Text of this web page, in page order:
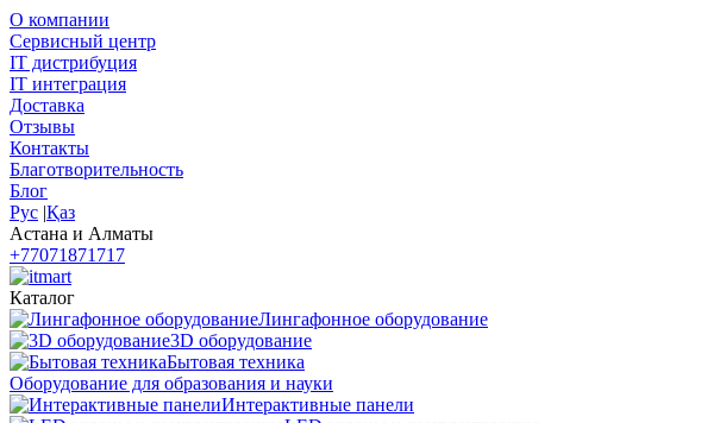
О компании
Сервисный центр
IT дистрибуция
IT интеграция
Доставка
Отзывы
Контакты
Благотворительность
Блог
Рус |Қаз
Астана и Алматы
+77071871717
Каталог
Лингафонное оборудование
3D оборудование
Бытовая техника
Оборудование для образования и науки
Интерактивные панели